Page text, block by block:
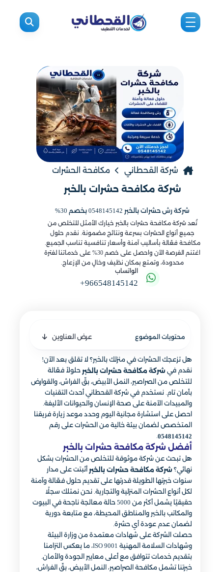
شركة القحطاني مكافحة الحشرات
شركة مكافحة حشرات بالخبر
شركة رش حشرات بالخبر 0548145142 بخصم 30%
تُعد شركة مكافحة حشرات بالخبر خيارك الأمثل للتخلص من
جميع أنواع الحشرات بسرعة ونتائج مضمونة. نقدم حلول
مكافحة فعّالة بأساليب آمنة وأسعار تنافسية تناسب الجميع.
اغتنم الفرصة الآن واحصل على خصم 30% على خدماتنا لفترة
محدودة، وتمتع بمكان نظيف وخالٍ من الإزعاج.
الواتساب
+966548145142
محتويات الموضوع عرض العناوين
هل تزعجك الحشرات في منزلك بالخبر؟ لا تقلق بعد الآن!
نقدم في شركة مكافحة حشرات بالخبر حلولاً فعّالة
للتخلص من الصراصير، النمل الأبيض، بقّ الفراش، والقوارض
بأمان تام. نستخدم في شركة القحطاني أحدث التقنيات
والمبيدات الآمنة على صحة الإنسان والحيوانات الأليفة.
احصل على استشارة مجانية اليوم وحدد موعد زيارة فريقنا
المتخصص لضمان بيئة خالية من الحشرات على رقم
0548145142
.
أفضل شركة مكافحة حشرات بالخبر​
هل تبحث عن شركة موثوقة للتخلص من الحشرات بشكل
نهائي؟ شركة مكافحة حشرات بالخبر أثبتت على مدار
سنوات خبرتها الطويلة قدرتها على تقديم حلول فعّالة وآمنة
لكل أنواع الحشرات المنزلية والتجارية. نحن نمتلك سجلًا
حقيقيًا يشمل أكثر من 5000 حالة معالجة ناجحة في البيوت
والمكاتب بالخبر والمناطق المحيطة، مع متابعة دورية
لضمان عدم عودة أي حشرة.
حصلت الشركة على شهادات معتمدة من وزارة البيئة
وشهادات السلامة المهنية ISO 9001، ما يعكس التزامنا
بتقديم خدمات تتوافق مع أعلى معايير الجودة والأمان.
خبرتنا تشمل مكافحة الصراصير، النمل الأبيض، بقّ الفراش،